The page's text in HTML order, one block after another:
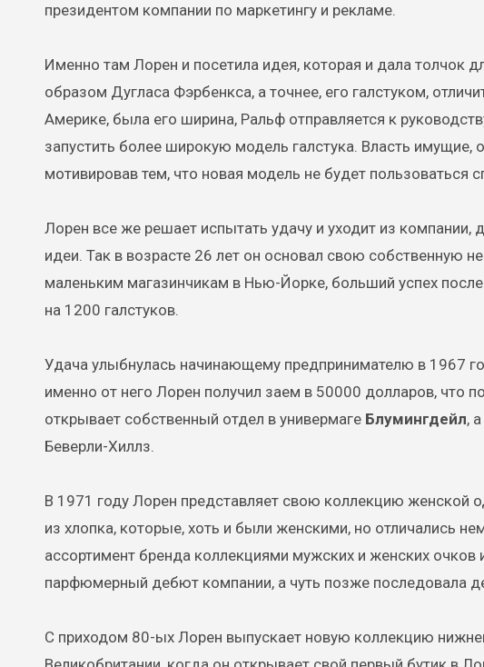
президентом компании по маркетингу и рекламе.
Именно там Лорен и посетила идея, которая и дала толчок
образом Дугласа Фэрбенкса, а точнее, его галстуком,
Америке, была его ширина, Ральф отправляется к
запустить более широкую модель галстука. Власть имущие,
мотивировав тем, что новая модель не будет пользоваться
Лорен все же решает испытать удачу и уходит из
идеи. Так в возрасте 26 лет он основал свою собственную
маленьким магазинчикам в Нью-Йорке, больший успех
на 1200 галстуков.
Удача улыбнулась начинающему предпринимателю в 1967
именно от него Лорен получил заем в 50000 долларов, что
открывает собственный отдел в универмаге Блумингдейл,
Беверли-Хиллз.
В 1971 году Лорен представляет свою коллекцию
из хлопка, которые, хоть и были женскими, но отличались
ассортимент бренда коллекциями мужских и женских
парфюмерный дебют компании, а чуть позже последовала
С приходом 80-ых Лорен выпускает новую коллекцию